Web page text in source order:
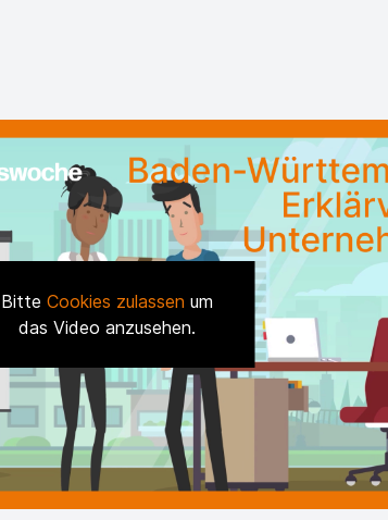
Bitte Cookies zulassen um
das Video anzusehen.